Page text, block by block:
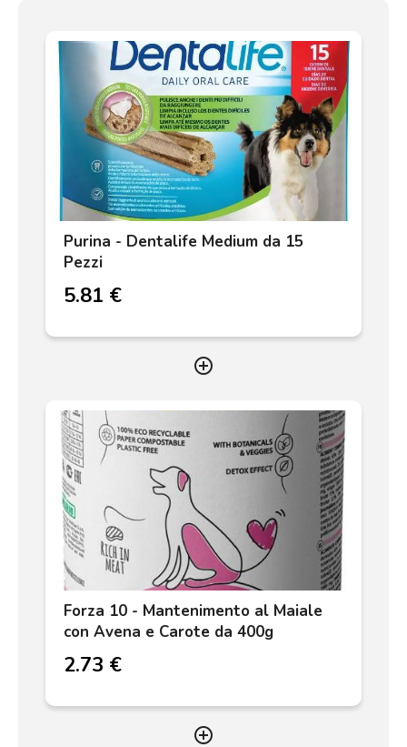
Purina - Dentalife Medium da 15
Pezzi
5.81 €
add_circle_outline
Forza 10 - Mantenimento al Maiale
con Avena e Carote da 400g
2.73 €
add_circle_outline